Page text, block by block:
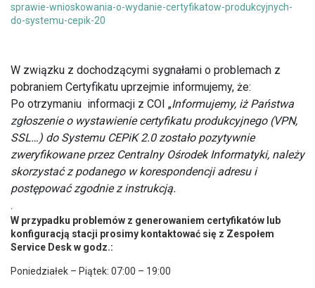
sprawie-wnioskowania-o-wydanie-certyfikatow-produkcyjnych-
do-systemu-cepik-20
W związku z dochodzącymi sygnałami o problemach z
pobraniem Certyfikatu uprzejmie informujemy, że:
Po otrzymaniu informacji z COI „Informujemy, iż Państwa
zgłoszenie o wystawienie certyfikatu produkcyjnego (VPN,
SSL…) do Systemu CEPiK 2.0 zostało pozytywnie
zweryfikowane przez Centralny Ośrodek Informatyki, należy
skorzystać z podanego w korespondencji adresu i
postępować zgodnie z instrukcją.
.
W przypadku problemów z generowaniem certyfikatów lub
konfiguracją stacji prosimy kontaktować się z Zespołem
Service Desk w godz.:
Poniedziałek – Piątek: 07:00 – 19:00